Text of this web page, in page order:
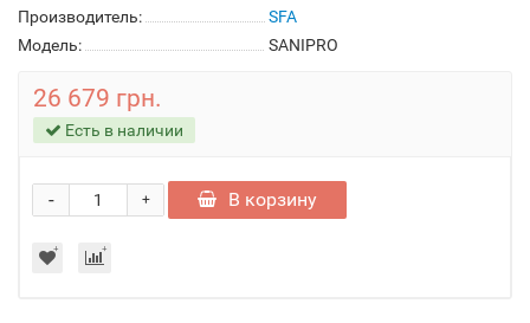
Производитель:
SFA
Модель:
SANIPRO
26 679 грн.
Есть в наличии
+
- В корзину